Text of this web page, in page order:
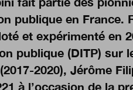
publique en France.
et expérimenté en
publique (DITP) sur
2020), Jérôme
à l’occasion de la